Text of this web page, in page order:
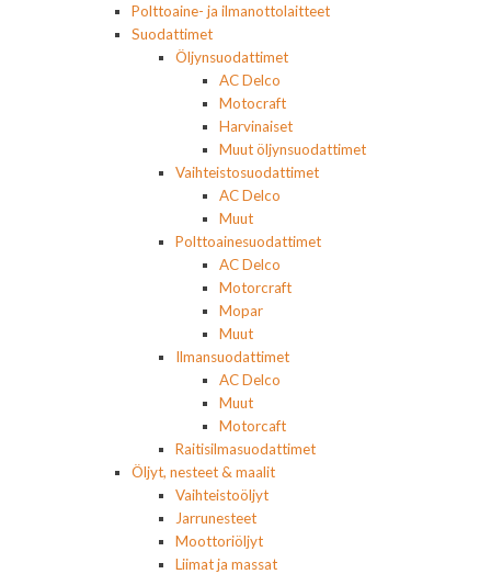
Polttoaine- ja ilmanottolaitteet
Suodattimet
Öljynsuodattimet
AC Delco
Motocraft
Harvinaiset
Muut öljynsuodattimet
Vaihteistosuodattimet
AC Delco
Muut
Polttoainesuodattimet
AC Delco
Motorcraft
Mopar
Muut
Ilmansuodattimet
AC Delco
Muut
Motorcaft
Raitisilmasuodattimet
Öljyt, nesteet & maalit
Vaihteistoöljyt
Jarrunesteet
Moottoriöljyt
Liimat ja massat